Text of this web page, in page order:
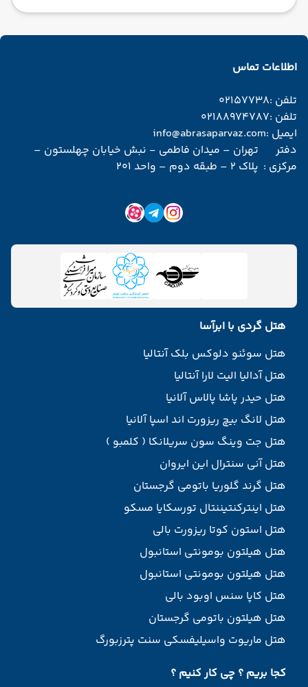
اطلاعات تماس
تلفن :02157738
تلفن :02188974787
ایمیل :info@abrasaparvaz.com
دفتر
مرکزی :
تهران – میدان فاطمی - نبش خیابان چهلستون –
پلاک 2 – طبقه دوم – واحد 201
هتل گردی با ابرآسا
هتل سوئنو دلوکس بلک آنتالیا
هتل آدالیا الیت لارا آنتالیا
هتل حیدر پاشا پالاس آلانیا
هتل لانگ بیچ ریزورت اند اسپا آلانیا
هتل جت وینگ سون سریلانکا ( کلمبو )
هتل آنی سنترال این ایروان
هتل گرند گلوریا باتومی گرجستان
هتل اینترکنتیننتال تورسکایا مسکو
هتل استون کوتا ریزورت بالی
هتل هیلتون بومونتی استانبول
هتل هیلتون بومونتی استانبول
هتل کاپا سنس اوبود بالی
هتل هیلتون باتومی گرجستان
هتل ماریوت واسیلیفسکی سنت پترزبورگ
کجا بریم ؟ چی کار کنیم ؟